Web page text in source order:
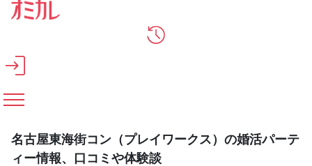
メインコンテンツへスキップ
名古屋東海街コン（プレイワークス）の婚活パーテ
ィー情報、口コミや体験談